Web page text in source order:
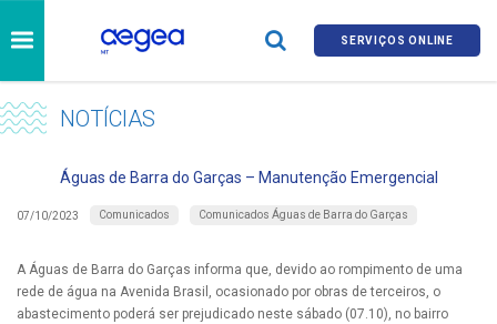
SERVIÇOS ONLINE
NOTÍCIAS
Águas de Barra do Garças – Manutenção Emergencial
07/10/2023 Comunicados Comunicados Águas de Barra do Garças
A Águas de Barra do Garças informa que, devido ao rompimento de uma
rede de água na Avenida Brasil, ocasionado por obras de terceiros, o
abastecimento poderá ser prejudicado neste sábado (07.10), no bairro